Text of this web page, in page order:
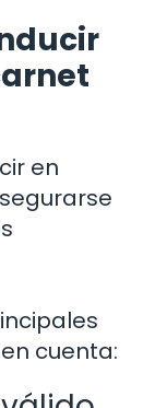
en
cuenta: